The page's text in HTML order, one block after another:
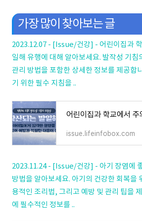
가장 많이 찾아보는 글
2023.12.07 - [Issue/건강] - 어린이집과
일해 유행에 대해 알아보세요. 발작성 기침
관리 방법을 포함한 상세한 정보를 제공합
기 위한 필수 지침을 ..
issue.lifeinfobox.com
2023.11.24 - [Issue/건강] - 아기 장염에
방법을 알아보세요. 아기의 건강한 회복을
용적인 조리법, 그리고 예방 및 관리 팁을
에 필수적인 정보를 ..